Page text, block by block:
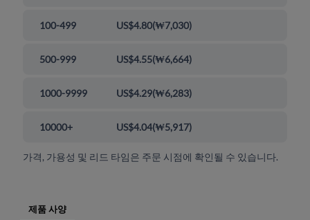
100-499 US$4.80(₩7,030)
500-999 US$4.55(₩6,664)
1000-9999 US$4.29(₩6,283)
10000+ US$4.04(₩5,917)
가격, 가용성 및 리드 타임은 주문 시점에 확인될 수 있습니다.
제품 사양